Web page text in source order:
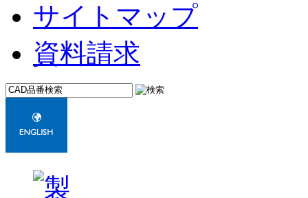
サイトマップ
資料請求